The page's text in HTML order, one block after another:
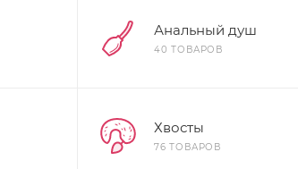
Анальный душ
40 ТОВАРОВ
Хвосты
76 ТОВАРОВ